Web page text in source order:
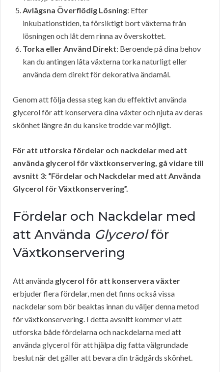
Avlägsna Överflödig Lösning: Efter
inkubationstiden, ta försiktigt bort växterna från
lösningen och låt dem rinna av överskottet.
Torka eller Använd Direkt: Beroende på dina behov
kan du antingen låta växterna torka naturligt eller
använda dem direkt för dekorativa ändamål.
Genom att följa dessa steg kan du effektivt använda
glycerol för att konservera dina växter och njuta av deras
skönhet längre än du kanske trodde var möjligt.
För att utforska fördelar och nackdelar med att
använda glycerol för växtkonservering, gå vidare till
avsnitt 3: “Fördelar och Nackdelar med att Använda
Glycerol för Växtkonservering”.
Fördelar och Nackdelar med
att Använda Glycerolför
Växtkonservering
Att använda glycerol för att konservera växter
erbjuder flera fördelar, men det finns också vissa
nackdelar som bör beaktas innan du väljer denna metod
för växtkonservering. I detta avsnitt kommer vi att
utforska både fördelarna och nackdelarna med att
använda glycerol för att hjälpa dig fatta välgrundade
beslut när det gäller att bevara din trädgårds skönhet.